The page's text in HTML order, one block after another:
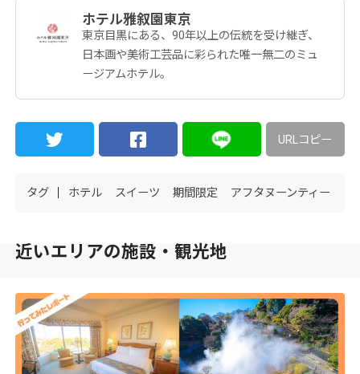
ホテル雅叙園東京
東京目黒にある、90年以上の伝統を受け継ぎ、
日本画や美術工芸品に彩られた唯一無二のミュ
ージアムホテル。
URLコピー
タグ ホテル スイーツ 期間限定 アフタヌーンティー
近いエリアの施設・観光地